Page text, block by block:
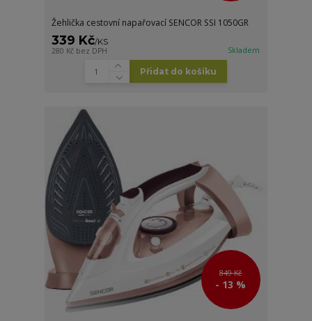
Žehlička cestovní napařovací SENCOR SSI 1050GR
339 Kč/KS
280 Kč bez DPH Skladem
Přidat do košíku
849 Kč
- 13 %